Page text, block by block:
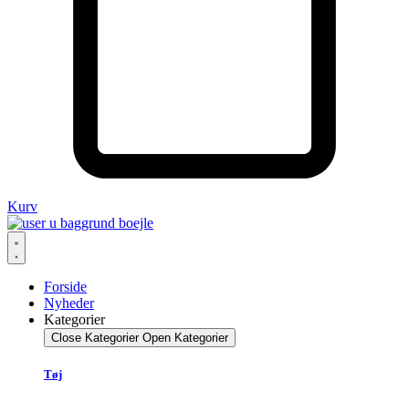
Kurv
Forside
Nyheder
Kategorier
Close Kategorier Open Kategorier
Tøj